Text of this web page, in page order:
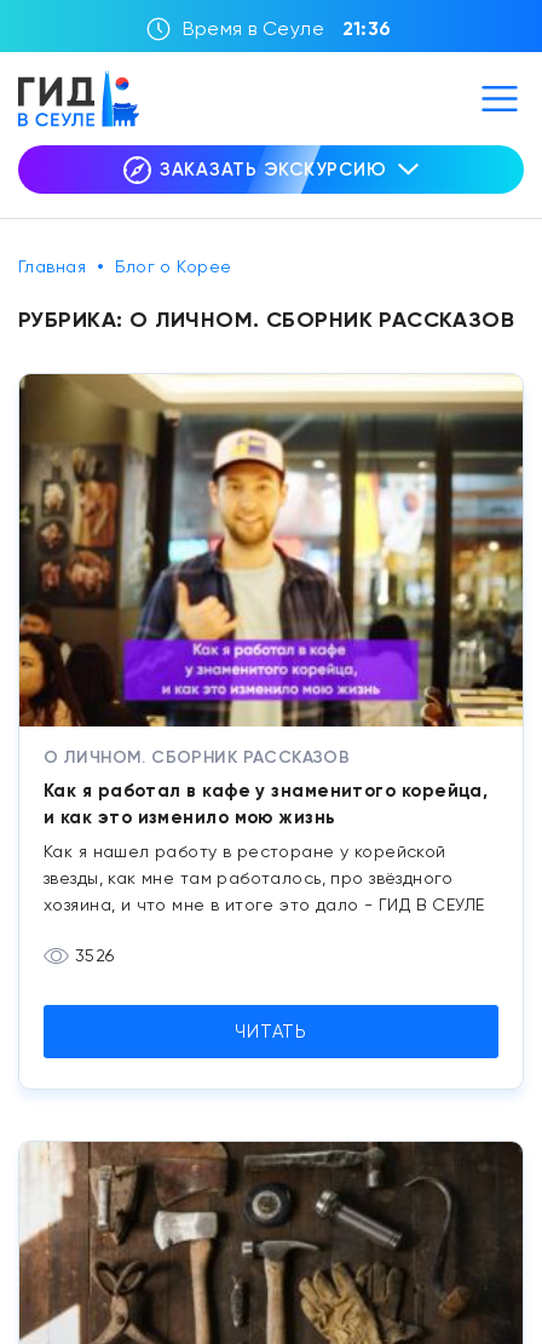
Время в Сеуле 21:36
ЗАКАЗАТЬ ЭКСКУРСИЮ
Главная Блог о Корее
РУБРИКА: О ЛИЧНОМ. СБОРНИК РАССКАЗОВ
О ЛИЧНОМ. СБОРНИК РАССКАЗОВ
Как я работал в кафе у знаменитого корейца,
и как это изменило мою жизнь
Как я нашел работу в ресторане у корейской
звезды, как мне там работалось, про звёздного
хозяина, и что мне в итоге это дало - ГИД В СЕУЛЕ
3526
ЧИТАТЬ